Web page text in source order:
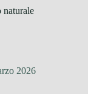
naturale
2026